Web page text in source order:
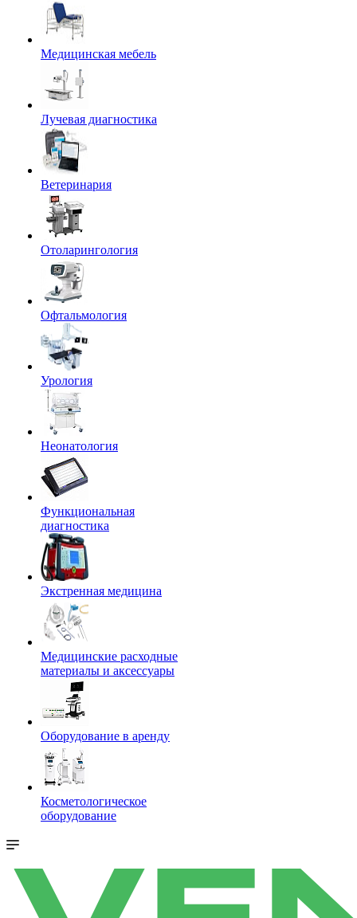
Медицинская мебель
Лучевая диагностика
Ветеринария
Отоларингология
Офтальмология
Урология
Неонатология
Функциональная
диагностика
Экстренная медицина
Медицинские расходные
материалы и аксессуары
Оборудование в аренду
Косметологическое
оборудование